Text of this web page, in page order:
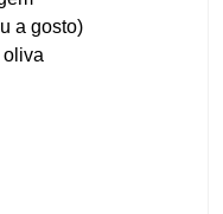
a gosto)
oliva